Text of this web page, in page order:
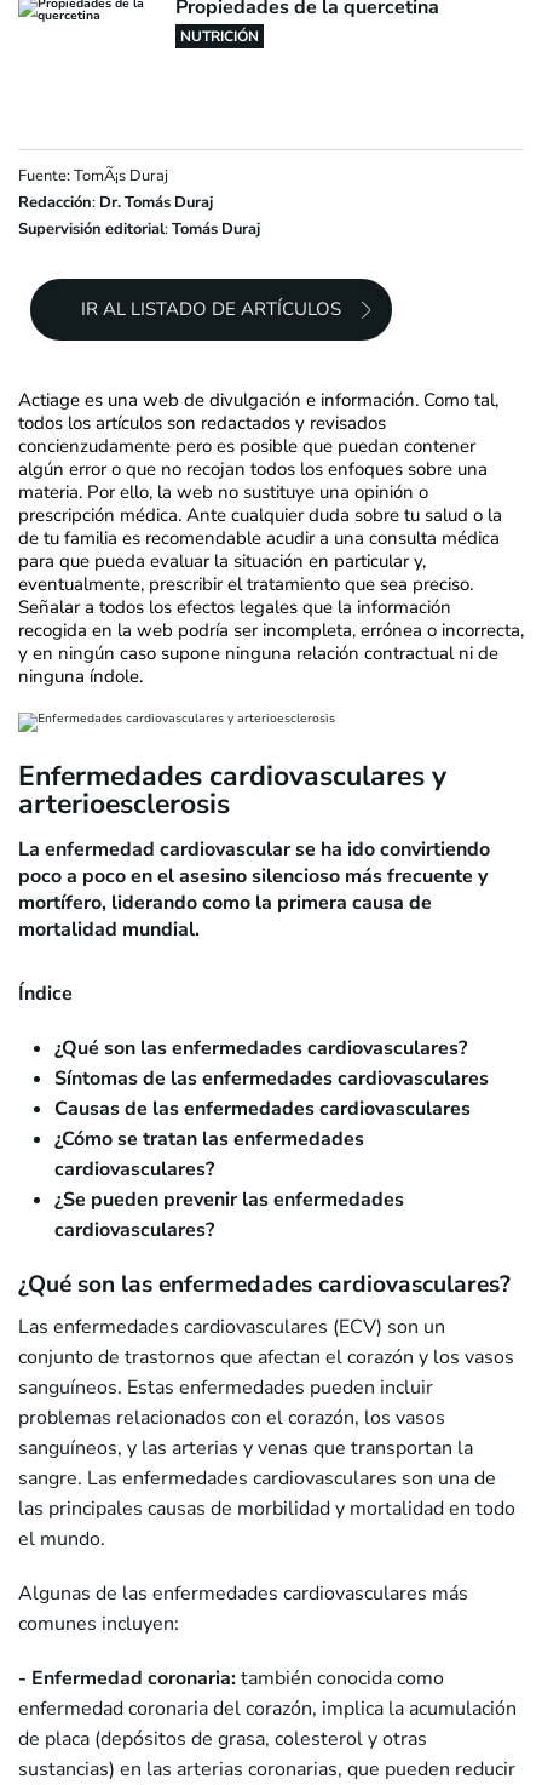
Propiedades de la quercetina
NUTRICIÓN
Fuente: TomÃ¡s Duraj
Redacción: Dr. Tomás Duraj
Supervisión editorial:Tomás Duraj
IR AL LISTADO DE ARTÍCULOS
Actiage es una web de divulgación e información. Como tal,
todos los artículos son redactados y revisados
concienzudamente pero es posible que puedan contener
algún error o que no recojan todos los enfoques sobre una
materia. Por ello, la web no sustituye una opinión o
prescripción médica. Ante cualquier duda sobre tu salud o la
de tu familia es recomendable acudir a una consulta médica
para que pueda evaluar la situación en particular y,
eventualmente, prescribir el tratamiento que sea preciso.
Señalar a todos los efectos legales que la información
recogida en la web podría ser incompleta, errónea o incorrecta,
y en ningún caso supone ninguna relación contractual ni de
ninguna índole.
Enfermedades cardiovasculares y
arterioesclerosis
La enfermedad cardiovascular se ha ido convirtiendo
poco a poco en el asesino silencioso más frecuente y
mortífero, liderando como la primera causa de
mortalidad mundial.
Índice
¿Qué son las enfermedades cardiovasculares?
Síntomas de las enfermedades cardiovasculares
Causas de las enfermedades cardiovasculares
¿Cómo se tratan las enfermedades
cardiovasculares?
¿Se pueden prevenir las enfermedades
cardiovasculares?
¿Qué son las enfermedades cardiovasculares?
Las enfermedades cardiovasculares (ECV) son un
conjunto de trastornos que afectan el corazón y los vasos
sanguíneos. Estas enfermedades pueden incluir
problemas relacionados con el corazón, los vasos
sanguíneos, y las arterias y venas que transportan la
sangre. Las enfermedades cardiovasculares son una de
las principales causas de morbilidad y mortalidad en todo
el mundo.
Algunas de las enfermedades cardiovasculares más
comunes incluyen:
- Enfermedad coronaria:también conocida como
enfermedad coronaria del corazón, implica la acumulación
de placa (depósitos de grasa, colesterol y otras
sustancias) en las arterias coronarias, que pueden reducir